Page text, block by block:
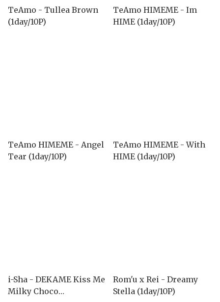
TeAmo - Tullea Brown
(1day/10P)
TeAmo HIMEME - Im
HIME (1day/10P)
TeAmo HIMEME - Angel
Tear (1day/10P)
TeAmo HIMEME - With
HIME (1day/10P)
i-Sha - DEKAME Kiss Me
Milky Choco
Rom'u x Rei - Dreamy
Stella (1day/10P)